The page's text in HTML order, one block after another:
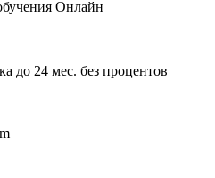
до 24 мес. без процентов